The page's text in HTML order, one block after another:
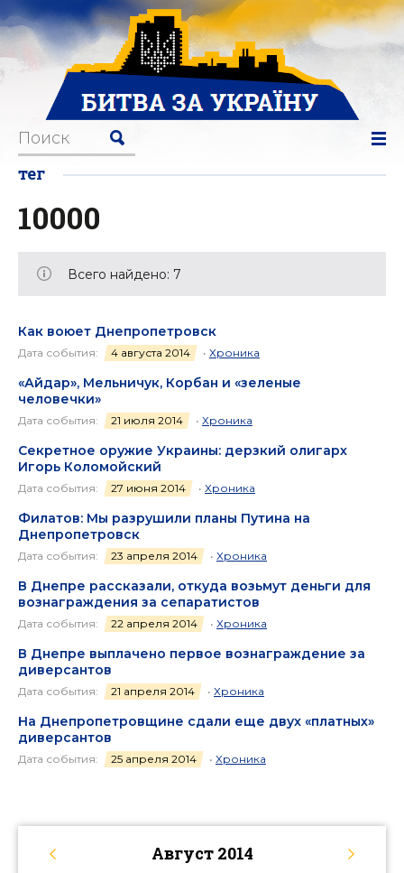
тег
10000
Всего найдено: 7
Как воюет Днепропетровск
Дата события: 4 августа 2014 • Хроника
«Айдар», Мельничук, Корбан и «зеленые
человечки»
Дата события: 21 июля 2014 • Хроника
Секретное оружие Украины: дерзкий олигарх
Игорь Коломойский
Дата события: 27 июня 2014 • Хроника
Филатов: Мы разрушили планы Путина на
Днепропетровск
Дата события: 23 апреля 2014 • Хроника
В Днепре рассказали, откуда возьмут деньги для
вознаграждения за сепаратистов
Дата события: 22 апреля 2014 • Хроника
В Днепре выплачено первое вознаграждение за
диверсантов
Дата события: 21 апреля 2014 • Хроника
На Днепропетровщине сдали еще двух «платных»
диверсантов
Дата события: 25 апреля 2014 • Хроника
Август 2014